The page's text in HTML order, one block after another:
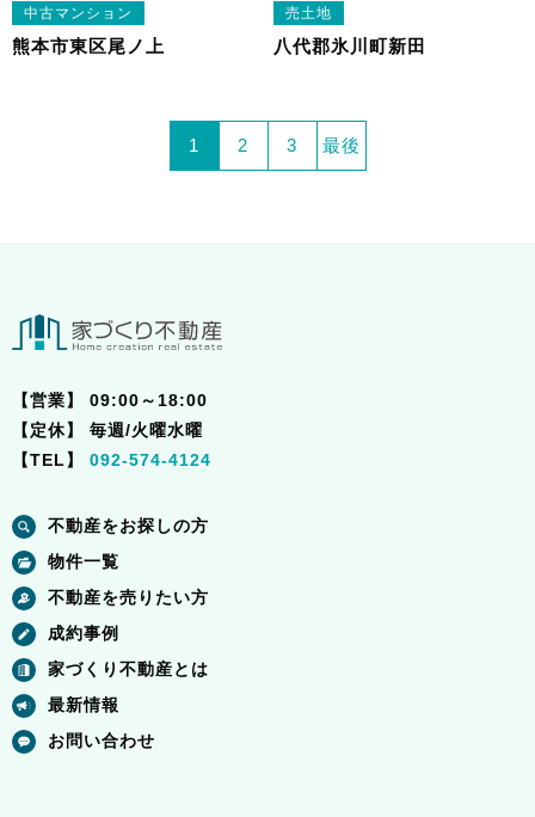
中古マンション
熊本市東区尾ノ上
売土地
八代郡氷川町新田
1 2 3 最後
【営業】
09:00～18:00
【定休】
毎週/火曜水曜
【TEL】
092-574-4124
不動産をお探しの方
物件一覧
不動産を売りたい方
成約事例
家づくり不動産とは
最新情報
お問い合わせ